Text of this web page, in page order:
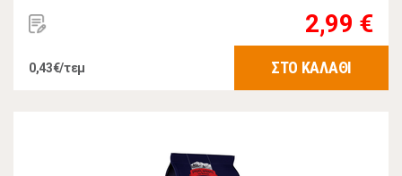
2,99 €
0,43€/τεμ ΣΤΟ ΚΑΛΑΘΙ